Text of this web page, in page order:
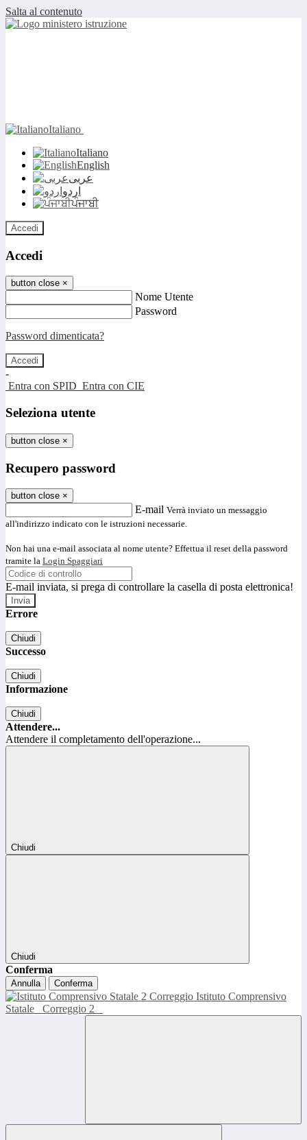
Salta al contenuto
Italiano
Italiano
English
عربى
اردو
ਪੰਜਾਬੀ
Accedi
Accedi
button close ×
Nome Utente
Password
Password dimenticata?
-
Entra con SPID Entra con CIE
Seleziona utente
button close ×
Recupero password
button close ×
E-mail Verrà inviato un messaggio
all'indirizzo indicato con le istruzioni necessarie.
Non hai una e-mail associata al nome utente? Effettua il reset della password
tramite la Login Spaggiari
E-mail inviata, si prega di controllare la casella di posta elettronica!
Errore
Chiudi
Successo
Chiudi
Informazione
Chiudi
Attendere...
Attendere il completamento dell'operazione...
Chiudi
Chiudi
Conferma
Annulla Conferma
Istituto Comprensivo
Statale
Correggio 2